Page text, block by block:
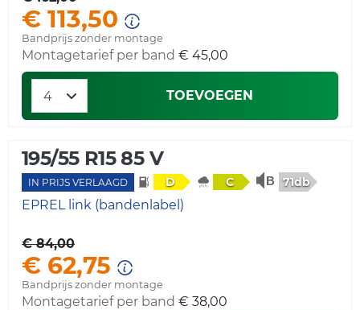
€ 113,50
Bandprijs zonder montage
Montagetarief per band € 45,00
TOEVOEGEN
195/55 R15 85 V
IN PRIJS VERLAAGD D C 71db
EPREL link (bandenlabel)
€ 84,00
€ 62,75
Bandprijs zonder montage
Montagetarief per band € 38,00